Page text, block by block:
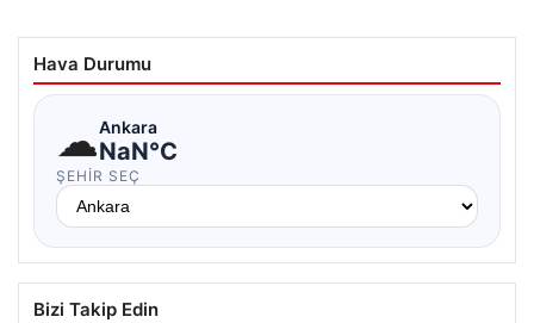
Hava Durumu
☁Ankara
NaN°C
ŞEHIR SEÇ
Bizi Takip Edin